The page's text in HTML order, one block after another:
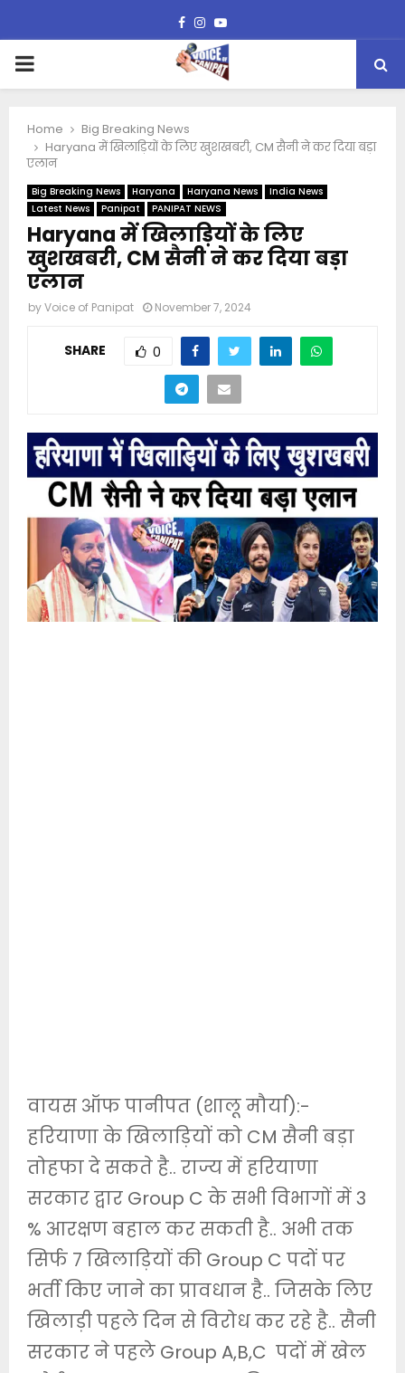
Facebook
Instagram
Youtube
PRIMARY
Home
Big Breaking News
Haryana में खिलाड़ियों के लिए खुशखबरी, CM सैनी ने कर दिया बड़ा
एलान
Big Breaking News Haryana Haryana News
India News
Latest News
Panipat PANIPAT NEWS
Haryana में खिलाड़ियों के लिए
खुशखबरी, CM सैनी ने कर दिया बड़ा
एलान
byVoice of Panipat November 7, 2024
SHARE 0
वायस ऑफ पानीपत (शालू मौर्या):-
हरियाणा के खिलाड़ियों को CM सैनी बड़ा
तोहफा दे सकते है.. राज्य में हरियाणा
सरकार द्वार Group C के सभी विभागों में 3
% आरक्षण बहाल कर सकती है.. अभी तक
सिर्फ 7 खिलाड़ियों की Group C पदों पर
भर्ती किए जाने का प्रावधान है.. जिसके लिए
खिलाड़ी पहले दिन से विरोध कर रहे है.. सैनी
सरकार ने पहले Group A,B,C पदों में खेल